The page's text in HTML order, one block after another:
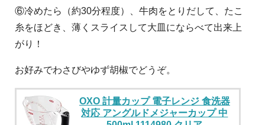
⑥冷めたら（約30分程度）、牛肉をとりだして、たこ
糸をほどき、薄くスライスして大皿にならべて出来上
がり！
お好みでわさびやゆず胡椒でどうぞ。
OXO 計量カップ 電子レンジ 食洗器
対応 アングルドメジャーカップ 中